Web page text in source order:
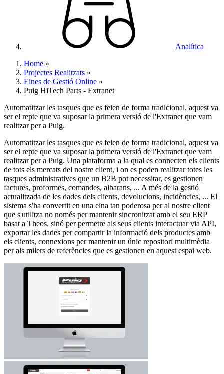
Analítica
Home »
Projectes Realitzats »
Eines de Gestió Online »
Puig HiTech Parts - Extranet
Automatitzar les tasques que es feien de forma tradicional, aquest va
ser el repte que va suposar la primera versió de l'Extranet que vam
realitzar per a Puig.
Automatitzar les tasques que es feien de forma tradicional, aquest va
ser el repte que va suposar la primera versió de l'Extranet que vam
realitzar per a Puig. Una plataforma a la qual es connecten els clients
de tots els mercats del nostre client, i on es poden realitzar totes les
tasques administratives que un B2B pot necessitar, es gestionen
factures, proformes, comandes, albarans, ... A més de la gestió
actualitzada de les dades dels clients, devolucions, incidències, ... El
sistema s'ha convertit en una eina tan poderosa per al nostre client
que s'utilitza no només per mantenir sincronitzat amb el seu ERP
basat a Theos, sinó per permetre als seus clients interactuar via API,
exportar les dades per compartir la informació dels productes amb
els clients, connexions per mantenir un únic repositori multimèdia
per als milers de referències que es gestionen en aquest espai web.